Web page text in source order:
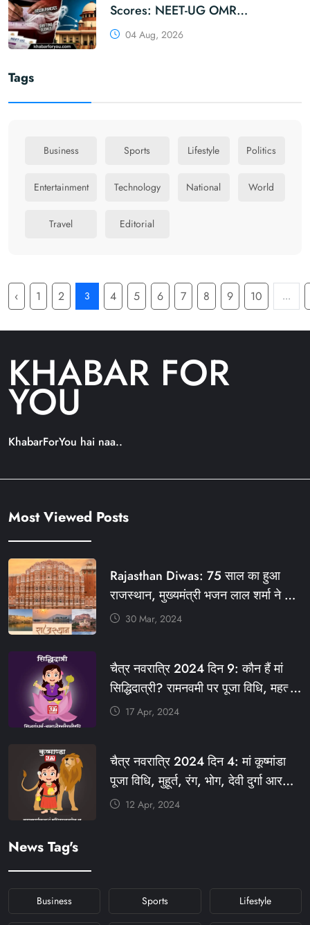
Scores: NEET-UG OMR
Discrepancy Claims Reach
04 Aug, 2026
Tags
Business Sports Lifestyle Politics
Entertainment Technology National World
Travel Editorial
‹ 1 2 3 4 5 6 7 8 9 10 ...
KHABAR FOR
YOU
KhabarForYou hai naa..
Most Viewed Posts
Rajasthan Diwas: 75 साल का हुआ
राजस्थान, मुख्यमंत्री भजन लाल शर्मा ने दी
बधाई, आज फ्री रहेंगी ये सेवाएं
#KHABARFORYOU #KFYNEWS
#KFYSOCIAL
30 Mar, 2024
चैत्र नवरात्रि 2024 दिन 9: कौन हैं मां
सिद्धिदात्री? रामनवमी पर पूजा विधि, महत्व,
रंग, प्रसाद #KFY #KFYNEWS
#NAVRATRIDAY
17 Apr, 2024
चैत्र नवरात्रि 2024 दिन 4: मां कूष्मांडा
पूजा विधि, मुहूर्त, रंग, भोग, देवी दुर्गा आरती
और मंत्र #KFY #KFYNEWS
12 Apr, 2024
News Tag's
Business Sports Lifestyle